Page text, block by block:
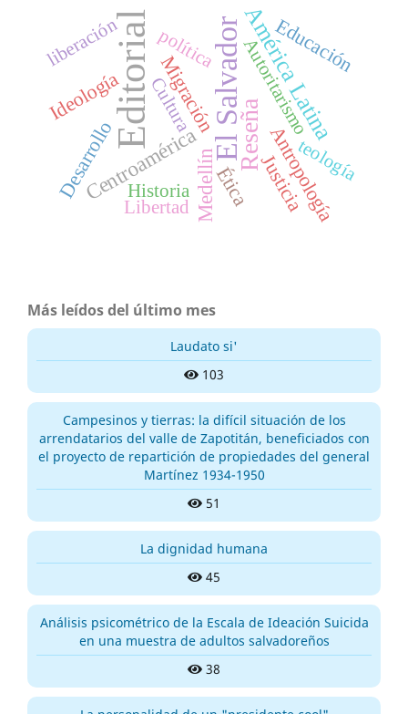
Editorial El SalvadorReseña
América Latina
CentroaméricaMedellín
Migración
Ideología
Antropología
Educación
Ética
Desarrollo Justiciateología
Autoritarismo
Historia
Libertad
liberación
Cultura
política
Más leídos del último mes
Laudato si'
103
Campesinos y tierras: la difícil situación de los
arrendatarios del valle de Zapotitán, beneficiados con
el proyecto de repartición de propiedades del general
Martínez 1934-1950
51
La dignidad humana
45
Análisis psicométrico de la Escala de Ideación Suicida
en una muestra de adultos salvadoreños
38